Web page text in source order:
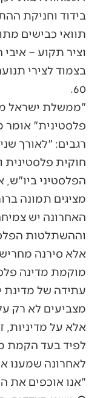
בידוד וחניקת
תוואי כבישים
וציר תקוע – איבי
60.
"ממשלת ישראל
פלסטינית" אומר
רגבים: "לאורך
חוקית פלסטינית
הפלסטיני ביו"ש,
מציגים תמונה
האחרונה יש
וההשתלטות
אלא סירנה
מוקמת מדינה
עתידה של מדינת
מצביעים לא רק
אלא על מדיניות,
לפיד בעד הקמת
לאחרונה שמענו
"אנו אוכפים את